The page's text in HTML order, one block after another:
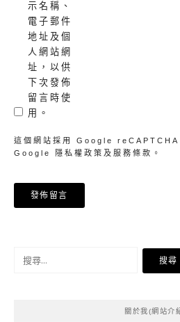
示名稱、
電子郵件
地址及個
人網站網
址，以供
下次發佈
留言時使
用。
這個網站採用 Google reCAPTCHA
Google
隱私權政策 及 服務條款 。
關於我(網站介